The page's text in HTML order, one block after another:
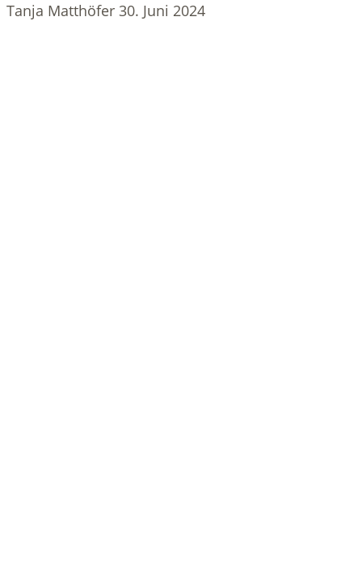
Tanja Matthöfer 30. Juni 2024